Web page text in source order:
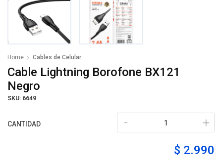
Home Cables de Celular
Cable Lightning Borofone BX121
Negro
SKU: 6649
CANTIDAD +
-
$ 2.990